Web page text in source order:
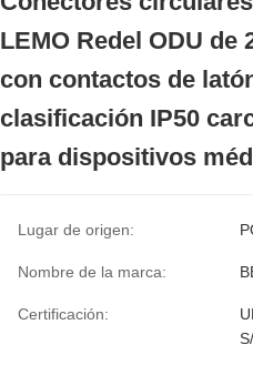
LEMO Redel ODU de
con contactos de
clasificación IP50
para dispositivos
Lugar de origen:
Nombre de la marca:
Certificación: